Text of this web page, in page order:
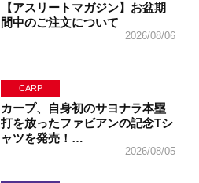
【アスリートマガジン】お盆期
間中のご注文について
2026/08/06
CARP
カープ、自身初のサヨナラ本塁
打を放ったファビアンの記念Tシ
ャツを発売！…
2026/08/05